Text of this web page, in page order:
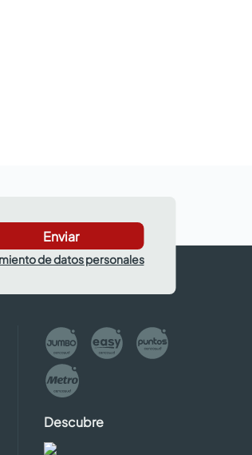
Enviar
de datos personales
Descubre